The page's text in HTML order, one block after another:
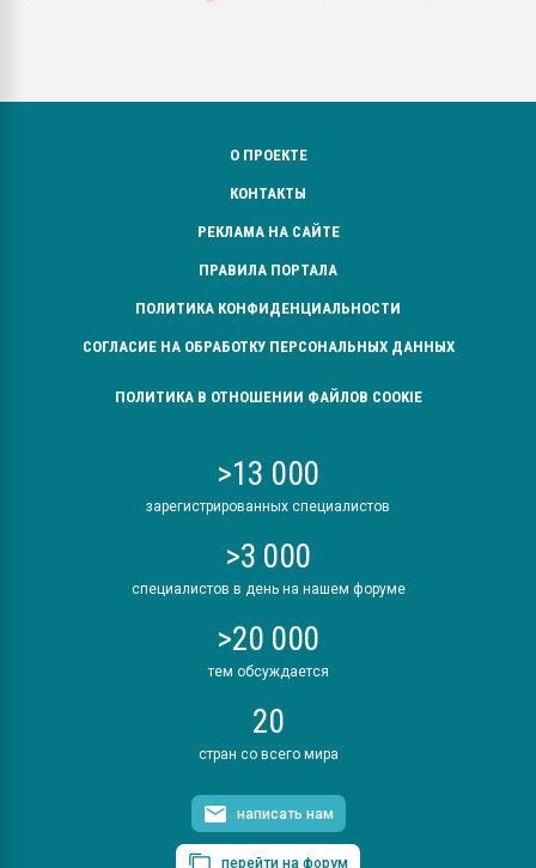
О ПРОЕКТЕ
КОНТАКТЫ
РЕКЛАМА НА САЙТЕ
ПРАВИЛА ПОРТАЛА
ПОЛИТИКА КОНФИДЕНЦИАЛЬНОСТИ
СОГЛАСИЕ НА ОБРАБОТКУ ПЕРСОНАЛЬНЫХ ДАННЫХ
ПОЛИТИКА В ОТНОШЕНИИ ФАЙЛОВ COOKIE
>13 000
зарегистрированных специалистов
>3 000
специалистов в день на нашем форуме
>20 000
тем обсуждается
20
стран со всего мира
написать нам
перейти на форум